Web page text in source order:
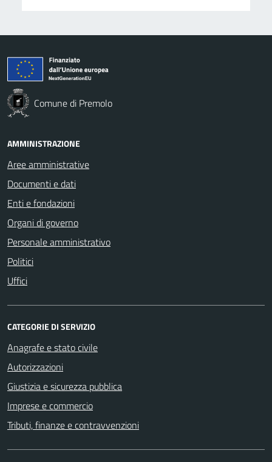
Comune di Premolo
AMMINISTRAZIONE
Aree amministrative
Documenti e dati
Enti e fondazioni
Organi di governo
Personale amministrativo
Politici
Uffici
CATEGORIE DI SERVIZIO
Anagrafe e stato civile
Autorizzazioni
Giustizia e sicurezza pubblica
Imprese e commercio
Tributi, finanze e contravvenzioni